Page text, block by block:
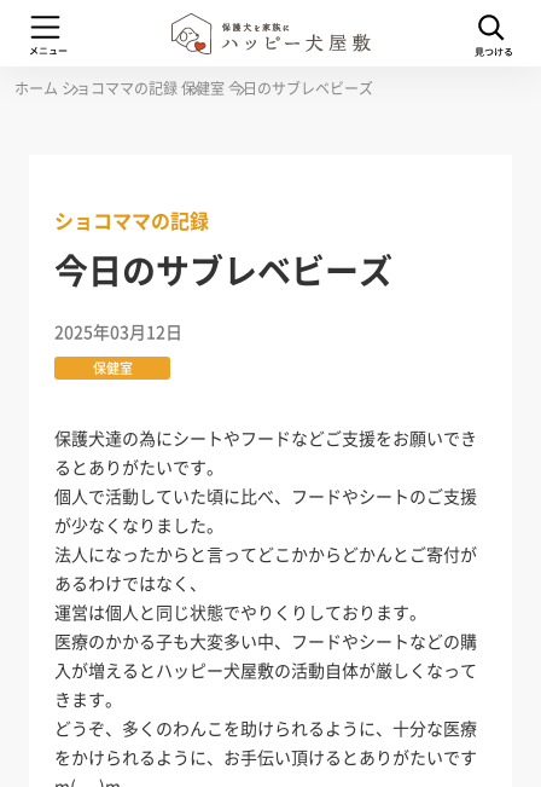
ホーム ショコママの記録保健室 今日のサブレベビーズ
ショコママの記録
今日のサブレベビーズ
2025年03月12日
保健室
保護犬達の為にシートやフードなどご支援をお願いでき
るとありがたいです。
個人で活動していた頃に比べ、フードやシートのご支援
が少なくなりました。
法人になったからと言ってどこかからどかんとご寄付が
あるわけではなく、
運営は個人と同じ状態でやりくりしております。
医療のかかる子も大変多い中、フードやシートなどの購
入が増えるとハッピー犬屋敷の活動自体が厳しくなって
きます。
どうぞ、多くのわんこを助けられるように、十分な医療
をかけられるように、お手伝い頂けるとありがたいです